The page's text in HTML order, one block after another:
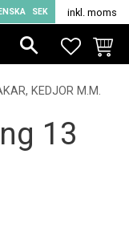
SEK inkl. moms
KEDJOR M.M.
13